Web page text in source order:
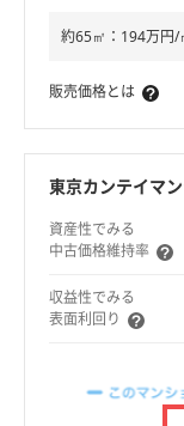
約65㎡：194万円/
販売価格とは
東京カンテイマ
資産性でみる
中古価格維持率
収益性でみる
表面利回り